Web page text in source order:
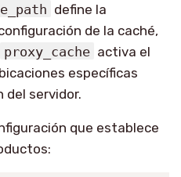
define la
de la caché,
proxy_cache activa el
específicas
del servidor.
que establece